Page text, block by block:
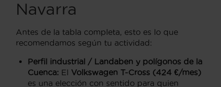
Navarra
Antes de la tabla completa, esto es lo que
recomendamos según tu actividad:
Perfil industrial / Landaben y polígonos de la
Cuenca: El Volkswagen T-Cross (424 €/mes)
es una elección con sentido para quien